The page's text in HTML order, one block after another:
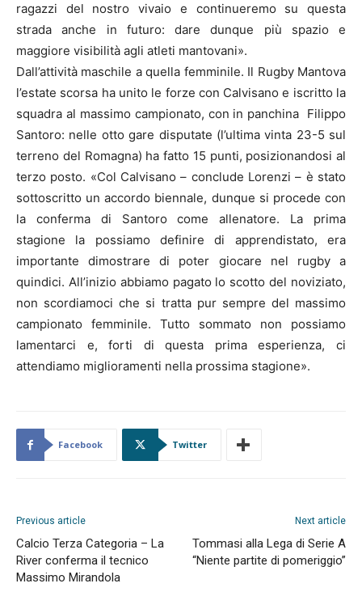
ragazzi del nostro vivaio e continueremo su questa
strada anche in futuro: dare dunque più spazio e
maggiore visibilità agli atleti mantovani».
Dall’attività maschile a quella femminile. Il Rugby Mantova
l’estate scorsa ha unito le forze con Calvisano e iscritto la
squadra al massimo campionato, con in panchina Filippo
Santoro: nelle otto gare disputate (l’ultima vinta 23-5 sul
terreno del Romagna) ha fatto 15 punti, posizionandosi al
terzo posto. «Col Calvisano – conclude Lorenzi – è stato
sottoscritto un accordo biennale, dunque si procede con
la conferma di Santoro come allenatore. La prima
stagione la possiamo definire di apprendistato, era
importante dimostrare di poter giocare nel rugby a
quindici. All’inizio abbiamo pagato lo scotto del noviziato,
non scordiamoci che si tratta pur sempre del massimo
campionato femminile. Tutto sommato non possiamo
lamentarci e, forti di questa prima esperienza, ci
attendiamo miglioramenti nella prossima stagione».
Facebook Twitter
Previous article
Calcio Terza Categoria – La
River conferma il tecnico
Massimo Mirandola
Next article
Tommasi alla Lega di Serie A
“Niente partite di pomeriggio”